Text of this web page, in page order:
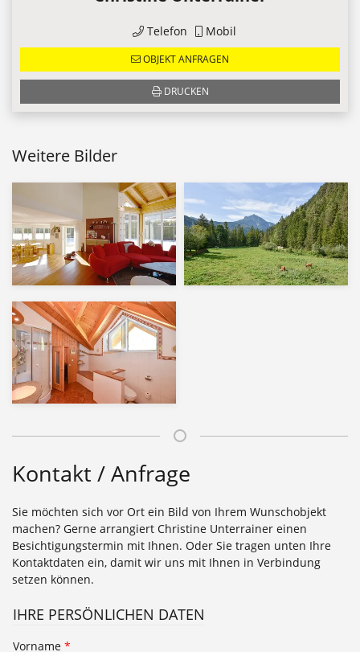
Telefon Mobil
OBJEKT ANFRAGEN
DRUCKEN
Weitere Bilder
Kontakt / Anfrage
Sie möchten sich vor Ort ein Bild von Ihrem Wunschobjekt
machen? Gerne arrangiert Christine Unterrainer einen
Besichtigungstermin mit Ihnen. Oder Sie tragen unten Ihre
Kontaktdaten ein, damit wir uns mit Ihnen in Verbindung
setzen können.